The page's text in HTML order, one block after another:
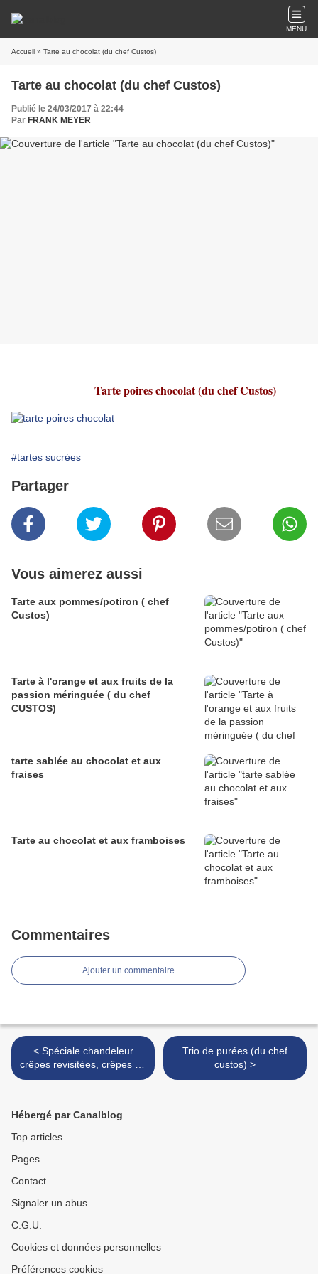
MENU
Accueil » Tarte au chocolat (du chef Custos)
Tarte au chocolat (du chef Custos)
Publié le 24/03/2017 à 22:44
Par FRANK MEYER
Tarte poires chocolat (du chef Custos)
#tartes sucrées
Partager
Vous aimerez aussi
Tarte aux pommes/potiron ( chef
Custos)
Tarte à l'orange et aux fruits de la
passion méringuée ( du chef
CUSTOS)
tarte sablée au chocolat et aux
fraises
Tarte au chocolat et aux framboises
Commentaires
Ajouter un commentaire
< Spéciale chandeleur
crêpes revisitées, crêpes au
fromage du chef Custos
Trio de purées (du chef
custos) >
Hébergé par Canalblog
Top articles
Pages
Contact
Signaler un abus
C.G.U.
Cookies et données personnelles
Préférences cookies